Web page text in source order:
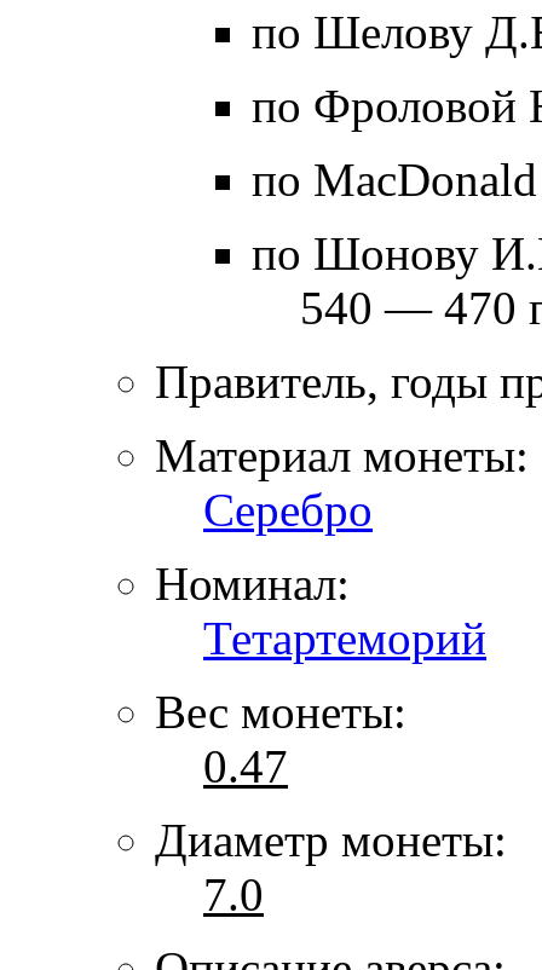
по Шелову
по Фроловой
по
по Шонову
540 — 470
Правитель, годы
Материал монеты:
Серебро
Номинал:
Тетартеморий
Вес монеты:
0.47
Диаметр монеты:
7.0